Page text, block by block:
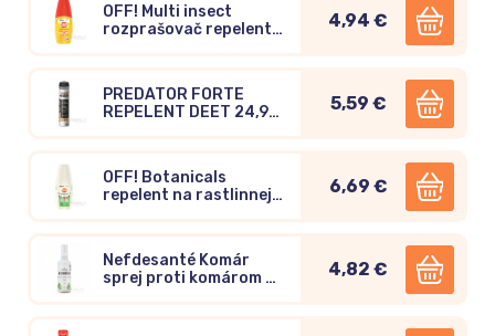
OFF! Multi insect
rozprašovač repelent
4,94 €
PREDATOR FORTE
REPELENT DEET 24,9%
5,59 €
OFF! Botanicals
repelent na rastlinnej
6,69 €
Nefdesanté Komár
sprej proti komárom a
4,82 €